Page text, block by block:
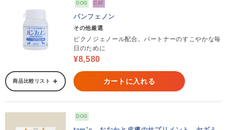
DOG CAT
パンフェノン
その他厳選
ピクノジェノール配合。パートナーのすこやかな毎
日のために
¥8,580
商品比較リスト カートに入れる
DOG